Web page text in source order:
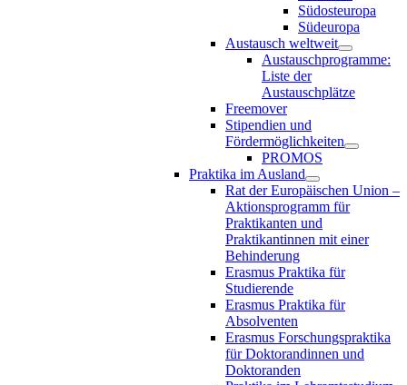
Südosteuropa
Südeuropa
Austausch weltweit
Austauschprogramme:
Liste der
Austauschplätze
Freemover
Stipendien und
Fördermöglichkeiten
PROMOS
Praktika im Ausland
Rat der Europäischen Union –
Aktionsprogramm für
Praktikanten und
Praktikantinnen mit einer
Behinderung
Erasmus Praktika für
Studierende
Erasmus Praktika für
Absolventen
Erasmus Forschungspraktika
für Doktorandinnen und
Doktoranden